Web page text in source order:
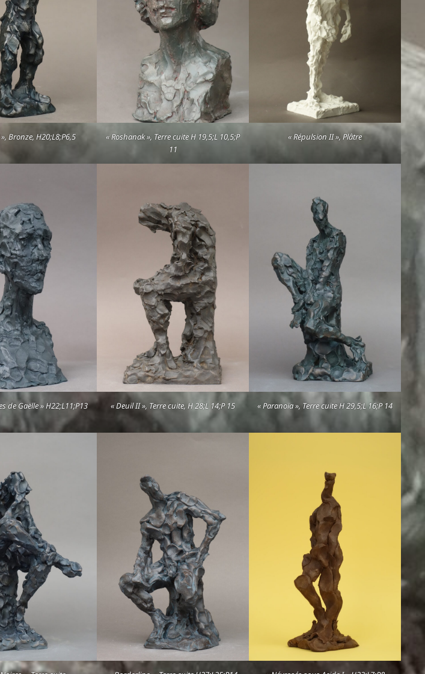
Bronze, H20;L8;P6,5
« Roshanak », Terre cuite H 19,5;L 10,5;P
11
« Répulsion II », Plâtre
de Gaëlle » H22;L11;P13 « Deuil II », Terre cuite, H 28;L 14;P 15 « Paranoïa », Terre cuite H 29,5;L 16;P 14